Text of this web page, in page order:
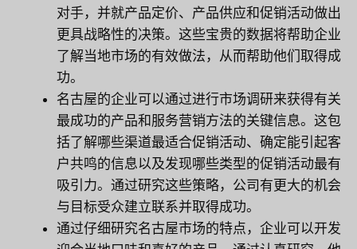
对手，并就产品定价、产品供应和促销活动做出
更具战略性的决策。这些宝贵的数据将帮助企业
了解当地市场的有效做法，从而帮助他们取得成
功。
名古屋的企业可以通过进行市场调研来获得有关
最成功的产品和服务营销方法的关键信息。这包
括了解哪些渠道最适合促销活动、确定能引起客
户共鸣的信息以及发现哪些类型的促销活动最有
吸引力。通过研究这些策略，公司有更大的机会
与目标受众建立联系并取得成功。
通过仔细研究名古屋市场的特点，企业可以开发